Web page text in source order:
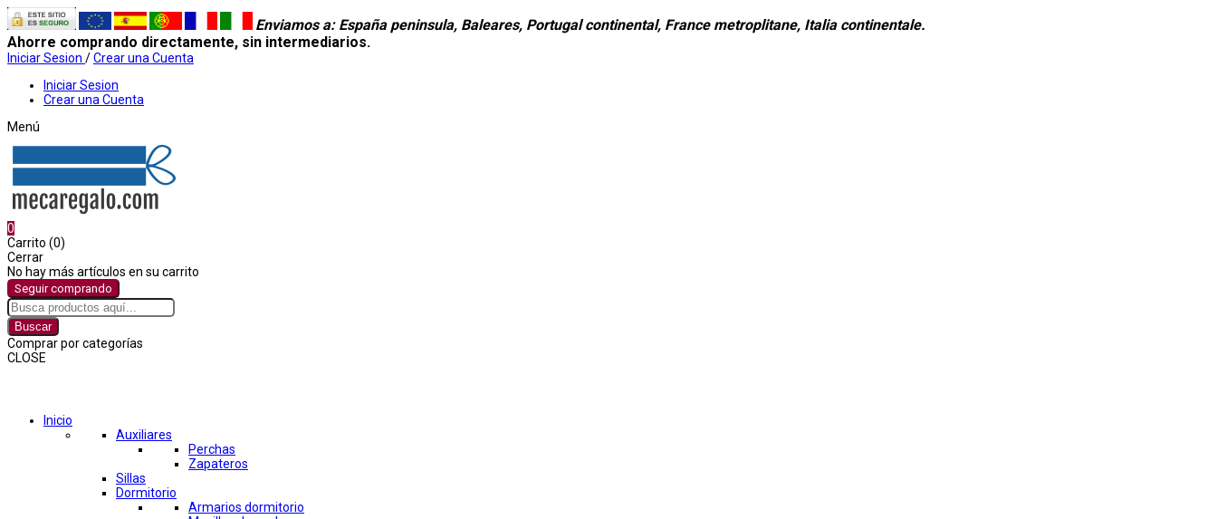
Enviamos a: España peninsula, Baleares, Portugal continental, France metroplitane, Italia continentale.
Ahorre comprando directamente, sin intermediarios.
Iniciar Sesion /Crear una Cuenta
Iniciar Sesion
Crear una Cuenta
Menú
0
Carrito (0)
Cerrar
No hay más artículos en su carrito
Seguir comprando
Buscar
Comprar por categorías
CLOSE
Inicio
Auxiliares
Perchas
Zapateros
Sillas
Dormitorio
Armarios dormitorio